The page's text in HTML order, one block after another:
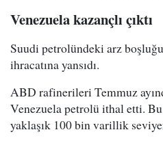
Venezuela kazançlı çıktı
Suudi petrolündeki arz
ihracatına yansıdı.
ABD rafinerileri Temmuz
Venezuela petrolü ithal etti.
yaklaşık 100 bin varillik